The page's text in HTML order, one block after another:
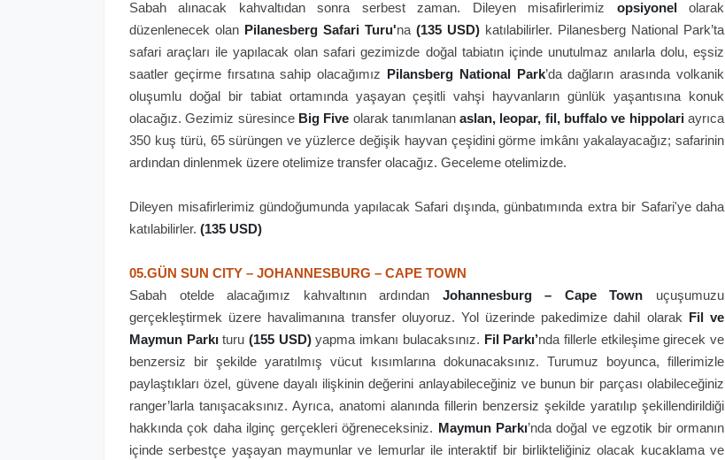
Sabah alınacak kahvaltıdan sonra serbest zaman. Dileyen misafirlerimiz opsiyonel
olarak
düzenlenecek olan Pilanesberg Safari Turu'na (135 USD) katılabilirler. Pilanesberg National Park’ta
safari araçları ile yapılacak olan safari gezimizde doğal tabiatın içinde unutulmaz anılarla dolu, eşsiz
saatler geçirme fırsatına sahip olacağımız
Pilansberg National Park’da dağların arasında volkanik
oluşumlu doğal bir tabiat ortamında yaşayan çeşitli vahşi hayvanların günlük yaşantısına konuk
olacağız. Gezimiz süresince Big Five olarak tanımlananaslan, leopar, fil, buffalo ve hippolariayrıca
350 kuş türü, 65 sürüngen ve yüzlerce değişik hayvan çeşidini görme imkânı yakalayacağız; safarinin
ardından dinlenmek üzere otelimize transfer olacağız. Geceleme otelimizde.
Dileyen misafirlerimiz gündoğumunda yapılacak Safari dışında, günbatımında extra bir Safari'ye daha
katılabilirler. (135 USD)
05.GÜN SUN CITY – JOHANNESBURG – CAPE TOWN
Sabah otelde alacağımız kahvaltının ardından Johannesburg – Cape Town uçuşumuzu
gerçekleştirmek üzere havalimanına transfer oluyoruz. Yol üzerinde pakedimize dahil olarak
Fil ve
Maymun Parkıturu(155 USD)yapma imkanı bulacaksınız. Fil Parkı’nda fillerle etkileşime girecek ve
benzersiz bir şekilde yaratılmış vücut kısımlarına dokunacaksınız. Turumuz boyunca, fillerimizle
paylaştıkları özel, güvene dayalı ilişkinin değerini anlayabileceğiniz ve bunun bir parçası olabileceğiniz
ranger’larla tanışacaksınız. Ayrıca, anatomi alanında fillerin benzersiz şekilde yaratılıp şekillendirildiği
hakkında çok daha ilginç gerçekleri öğreneceksiniz.
Maymun Parkı’nda doğal ve egzotik bir ormanın
içinde serbestçe yaşayan maymunlar ve lemurlar ile interaktif bir birlikteliğiniz olacak kucaklama ve